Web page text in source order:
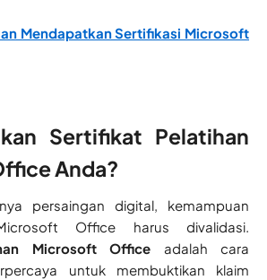
Mendapatkan Sertifikasi Microsoft
Sertifikat Pelatihan
Anda?
persaingan digital, kemampuan
Office harus divalidasi.
Microsoft Office adalah cara
untuk membuktikan klaim